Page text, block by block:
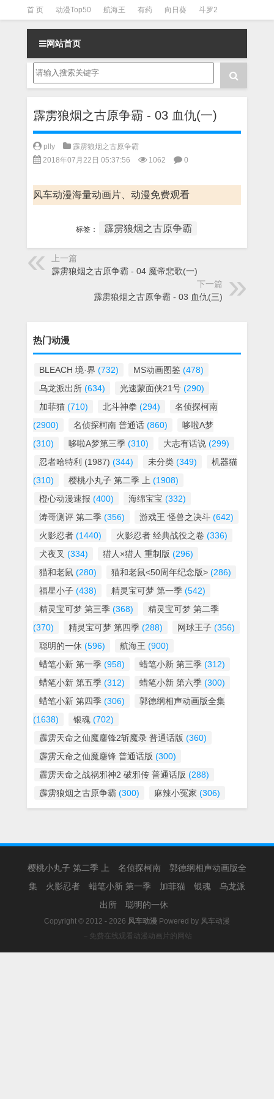
首 页 动漫Top50 航海王 有药 向日葵 斗罗2
斗罗3 火影 一拳超人 柯南 阴阳师 节目清单
网站首页
霹雳狼烟之古原争霸 - 03 血仇(一)
plly
霹雳狼烟之古原争霸
2018年07月22日 05:37:56
1062 0
风车动漫海量动画片、动漫免费观看
标签： 霹雳狼烟之古原争霸
上一篇
霹雳狼烟之古原争霸 - 04 魔帝悲歌(一)
下一篇
霹雳狼烟之古原争霸 - 03 血仇(三)
热门动漫
BLEACH 境·界 (732) MS动画图鉴 (478)
乌龙派出所 (634) 光速蒙面侠21号 (290)
加菲猫 (710) 北斗神拳 (294)
名侦探柯南
(2900)
名侦探柯南 普通话 (860)
哆啦A梦
(310)
哆啦A梦第三季 (310) 大志有话说 (299)
忍者哈特利 (1987) (344) 未分类 (349)
机器猫
(310)
樱桃小丸子 第二季 上 (1908)
橙心动漫速报 (400) 海绵宝宝 (332)
涛哥测评 第二季 (356) 游戏王 怪兽之决斗 (642)
火影忍者 (1440) 火影忍者 经典战役之卷 (336)
犬夜叉 (334) 猎人×猎人 重制版 (296)
猫和老鼠 (280) 猫和老鼠<50周年纪念版> (286)
福星小子 (438) 精灵宝可梦 第一季 (542)
精灵宝可梦 第三季 (368)
精灵宝可梦 第二季
(370)
精灵宝可梦 第四季 (288) 网球王子 (356)
聪明的一休 (596) 航海王 (900)
蜡笔小新 第一季 (958) 蜡笔小新 第三季 (312)
蜡笔小新 第五季 (312) 蜡笔小新 第六季 (300)
蜡笔小新 第四季 (306)
郭德纲相声动画版全集
(1638)
银魂 (702)
霹雳天命之仙魔鏖锋2斩魔录 普通话版 (360)
霹雳天命之仙魔鏖锋 普通话版 (300)
霹雳天命之战祸邪神2 破邪传 普通话版 (288)
霹雳狼烟之古原争霸 (300) 麻辣小冤家 (306)
樱桃小丸子 第二季 上 名侦探柯南
郭德纲相声动画版全
集
火影忍者 蜡笔小新 第一季 加菲猫 银魂
乌龙派
出所
聪明的一休
Copyright © 2012 - 2026 风车动漫 Powered by 风车动漫
－免费在线观看动漫动画片的网站